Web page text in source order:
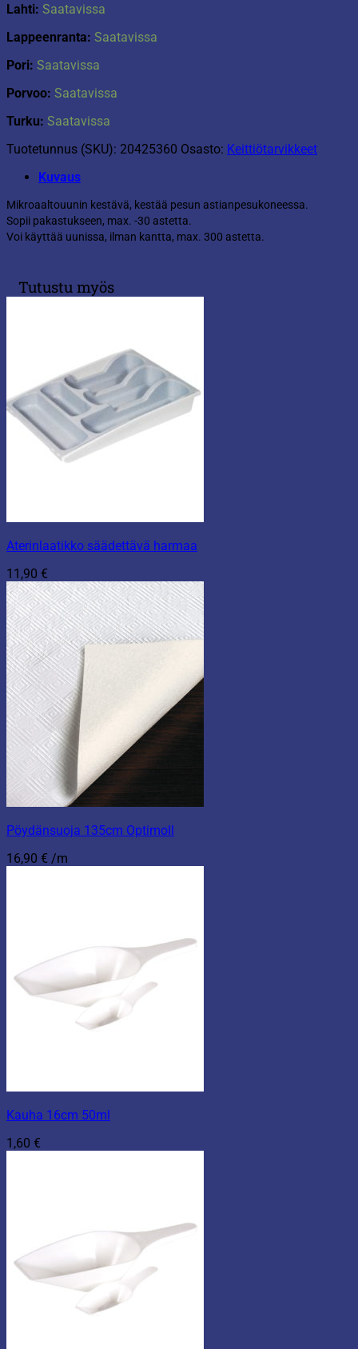
Lahti: Saatavissa
Lappeenranta: Saatavissa
Pori: Saatavissa
Porvoo: Saatavissa
Turku: Saatavissa
Tuotetunnus (SKU): 20425360 Osasto: Keittiötarvikkeet
Kuvaus
Mikroaaltouunin kestävä, kestää pesun astianpesukoneessa.
Sopii pakastukseen, max. -30 astetta.
Voi käyttää uunissa, ilman kantta, max. 300 astetta.
Tutustu myös
Aterinlaatikko säädettävä harmaa
11,90 €
Pöydänsuoja 135cm Optimoll
16,90 € /m
Kauha 16cm 50ml
1,60 €